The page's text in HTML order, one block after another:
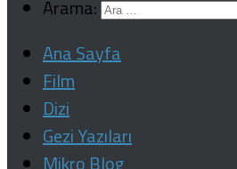
Arama:
Ana Sayfa
Film
Dizi
Gezi Yazıları
Mikro Blog